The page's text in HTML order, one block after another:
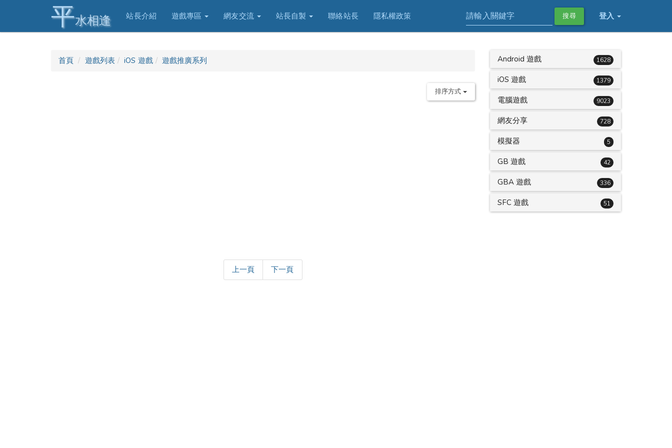
平水相逢 站長介紹 遊戲專區 網友交流 站長自製 聯絡站長 隱私權政策 登入
搜尋
首頁 遊戲列表 iOS 遊戲 遊戲推廣系列
排序方式
上一頁 下一頁
Android 遊戲 1628
iOS 遊戲 1379
電腦遊戲 9023
網友分享 728
模擬器 5
GB 遊戲 42
GBA 遊戲 336
SFC 遊戲 51